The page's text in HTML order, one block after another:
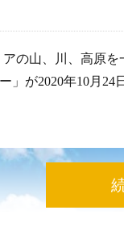
の山、川、高原
」が2020年10月